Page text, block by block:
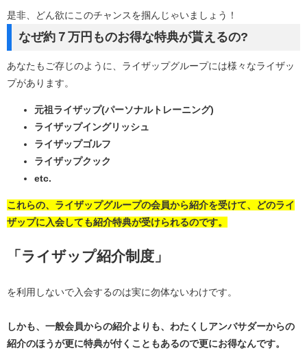
是非、どん欲にこのチャンスを掴んじゃいましょう！
なぜ約７万円ものお得な特典が貰えるの?
あなたもご存じのように、ライザップグループには様々なライザッ
プがあります。
元祖ライザップ(パーソナルトレーニング)
ライザップイングリッシュ
ライザップゴルフ
ライザップクック
etc.
これらの、ライザップグループの会員から紹介を受けて、どのライ
ザップに入会しても紹介特典が受けられるのです。
「ライザップ紹介制度」
を利用しないで入会するのは実に勿体ないわけです。
しかも、一般会員からの紹介よりも、わたくしアンバサダーからの
紹介のほうが更に特典が付くこともあるので更にお得なんです。